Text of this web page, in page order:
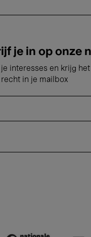
je in op onze
je interesses en krijg
recht in je mailbox